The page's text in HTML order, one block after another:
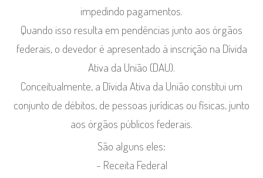
impedindo pagamentos.
Quando isso resulta em pendências junto aos órgãos
federais, o devedor é apresentado à inscrição na Dívida
Ativa da União (DAU).
Conceitualmente, a Dívida Ativa da União constitui um
conjunto de débitos, de pessoas jurídicas ou físicas, junto
aos órgãos públicos federais.
São alguns eles:
- Receita Federal